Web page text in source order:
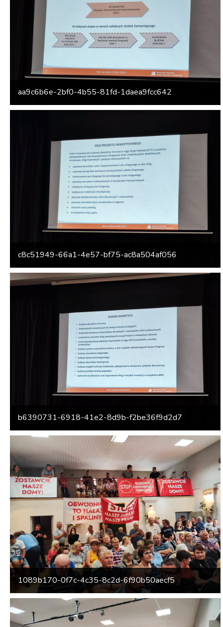
aa9c6b6e-2bf0-4b55-81fd-1daea9fcc642
c8c51949-66a1-4e57-bf75-ac8a504af056
b6390731-6918-41e2-8d9b-f2be36f9d2d7
1089b170-0f7c-4c35-8c2d-6f90b50aecf5